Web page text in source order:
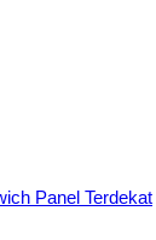
Panel Terdekat